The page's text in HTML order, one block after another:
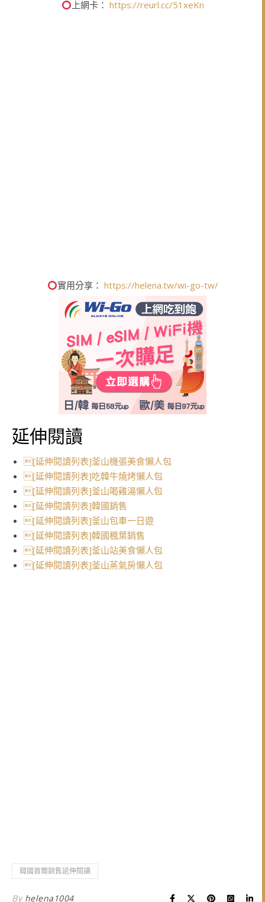
上網卡： https://reurl.cc/51xeKn
實用分享： https://helena.tw/wi-go-tw/
延伸閱讀
[延伸閱讀列表]釜山機張美食懶人包
[延伸閱讀列表]吃韓牛燒烤懶人包
[延伸閱讀列表]釜山喝雞湯懶人包
[延伸閱讀列表]韓國銷售
[延伸閱讀列表]釜山包車一日遊
[延伸閱讀列表]韓國楓葉銷售
[延伸閱讀列表]釜山站美食懶人包
[延伸閱讀列表]釜山蒸氣房懶人包
韓國首爾銷售延伸閱讀
By helena1004